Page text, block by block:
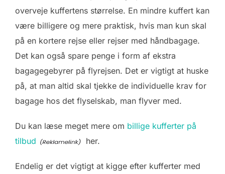
overveje kuffertens størrelse. En mindre kuffert kan
være billigere og mere praktisk, hvis man kun skal
på en kortere rejse eller rejser med håndbagage.
Det kan også spare penge i form af ekstra
bagagegebyrer på flyrejsen. Det er vigtigt at huske
på, at man altid skal tjekke de individuelle krav for
bagage hos det flyselskab, man flyver med.
Du kan læse meget mere om billige kufferter på
tilbud
her.
Endelig er det vigtigt at kigge efter kufferter med